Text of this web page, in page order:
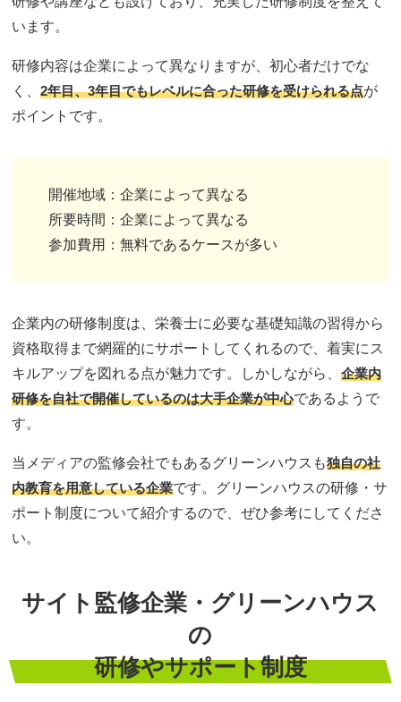
います。
研修内容は企業によって異なりますが、初心者だけでな
く、2年目、3年目でもレベルに合った研修を受けられる点が
ポイントです。
開催地域：企業によって異なる
所要時間：企業によって異なる
参加費用：無料であるケースが多い
企業内の研修制度は、栄養士に必要な基礎知識の習得から
資格取得まで網羅的にサポートしてくれるので、着実にス
キルアップを図れる点が魅力です。しかしながら、企業内
研修を自社で開催しているのは大手企業が中心であるようで
す。
当メディアの監修会社でもあるグリーンハウスも独自の社
内教育を用意している企業です。グリーンハウスの研修・サ
ポート制度について紹介するので、ぜひ参考にしてくださ
い。
サイト監修企業・グリーンハウス
の
研修やサポート制度